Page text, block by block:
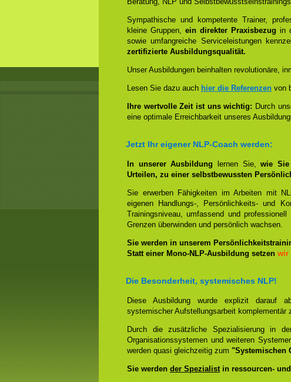
Sympathische und kompetente Trainer,
kleine Gruppen, ein direkter Praxisbezug in
sowie umfangreiche Serviceleistungen
zertifizierte Ausbildungsqualität.
Unser Ausbildungen beinhalten revolutionäre,
Lesen Sie dazu auch hier die Referenzen von
Ihre wertvolle Zeit ist uns wichtig: Durch
eine optimale Erreichbarkeit unseres
Jetzt Ihr eigener NLP-Coach werden:
In unserer Ausbildung lernen Sie,wie
Urteilen, zu einer selbstbewussten
Sie erwerben Fähigkeiten im Arbeiten mit
eigenen Handlungs-, Persönlichkeits- und
Trainingsniveau, umfassend und
Grenzen überwinden und persönlich wachsen.
Sie werden in unserem
Statt einer Mono-NLP-Ausbildung setzen wir
Die Besonderheit, systemisches NLP!
Diese Ausbildung wurde explizit darauf
systemischer Aufstellungsarbeit komplementär
Durch die zusätzliche Spezialisierung in
Organisationssystemen und weiteren
werden quasi gleichzeitig zum "Systemischen
Sie werden der Spezialistin ressourcen-